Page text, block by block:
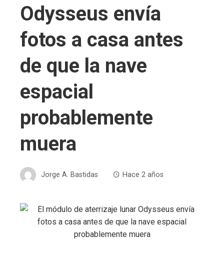
Odysseus envía
fotos a casa antes
de que la nave
espacial
probablemente
muera
Jorge A. Bastidas Hace 2 años